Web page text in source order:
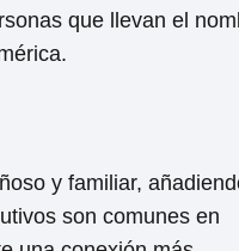
que llevan el
y familiar,
son comunes en